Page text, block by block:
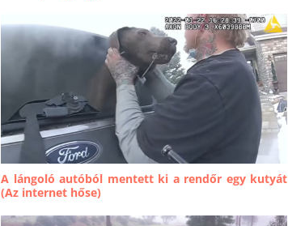
A lángoló autóból mentett ki a rendőr egy kutyát
(Az internet hőse)